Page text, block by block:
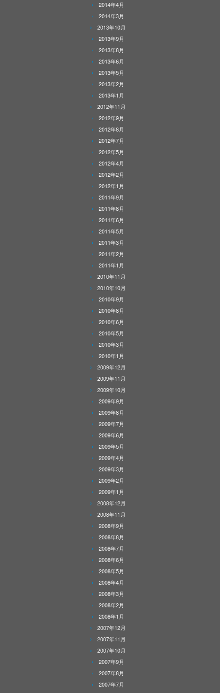
2014年4月
2014年3月
2013年10月
2013年9月
2013年8月
2013年6月
2013年5月
2013年2月
2013年1月
2012年11月
2012年9月
2012年8月
2012年7月
2012年5月
2012年4月
2012年2月
2012年1月
2011年9月
2011年8月
2011年6月
2011年5月
2011年3月
2011年2月
2011年1月
2010年11月
2010年10月
2010年9月
2010年8月
2010年6月
2010年5月
2010年3月
2010年1月
2009年12月
2009年11月
2009年10月
2009年9月
2009年8月
2009年7月
2009年6月
2009年5月
2009年4月
2009年3月
2009年2月
2009年1月
2008年12月
2008年11月
2008年9月
2008年8月
2008年7月
2008年6月
2008年5月
2008年4月
2008年3月
2008年2月
2008年1月
2007年12月
2007年11月
2007年10月
2007年9月
2007年8月
2007年7月